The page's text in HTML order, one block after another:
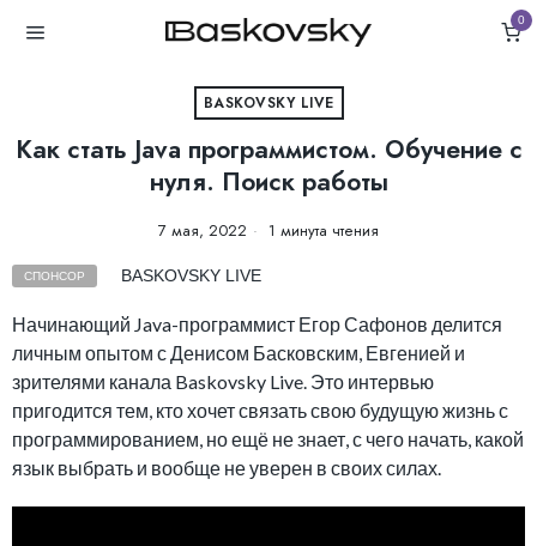
0
BASKOVSKY LIVE
Как стать Java программистом. Обучение с
нуля. Поиск работы
7 мая, 2022 1 минута чтения
СПОНСОР BASKOVSKY LIVE
Начинающий Java-программист Егор Сафонов делится
личным опытом с Денисом Басковским, Евгенией и
зрителями канала Baskovsky Live. Это интервью
пригодится тем, кто хочет связать свою будущую жизнь с
программированием, но ещё не знает, с чего начать, какой
язык выбрать и вообще не уверен в своих силах.